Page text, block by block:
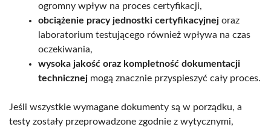
ogromny wpływ na proces certyfikacji,
obciążenie pracy jednostki certyfikacyjnej oraz
laboratorium testującego również wpływa na czas
oczekiwania,
wysoka jakość oraz kompletność dokumentacji
technicznej mogą znacznie przyspieszyć cały proces.
Jeśli wszystkie wymagane dokumenty są w porządku, a
testy zostały przeprowadzone zgodnie z wytycznymi,